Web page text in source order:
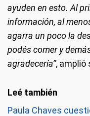
ayuden en esto. Al
información, al
agarra un poco la
podés comer y
agradecería”, amplió
Paula Chaves